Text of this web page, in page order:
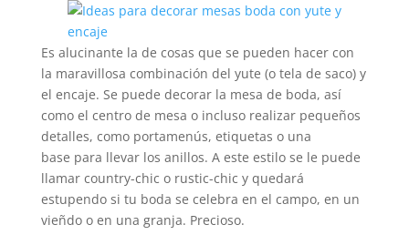
Es alucinante la de cosas que se pueden hacer con
la maravillosa combinación del yute (o tela de saco) y
el encaje. Se puede decorar la mesa de boda, así
como el centro de mesa o incluso realizar pequeños
detalles, como portamenús, etiquetas o una
base para llevar los anillos. A este estilo se le puede
llamar country-chic o rustic-chic y quedará
estupendo si tu boda se celebra en el campo, en un
vieñdo o en una granja. Precioso.